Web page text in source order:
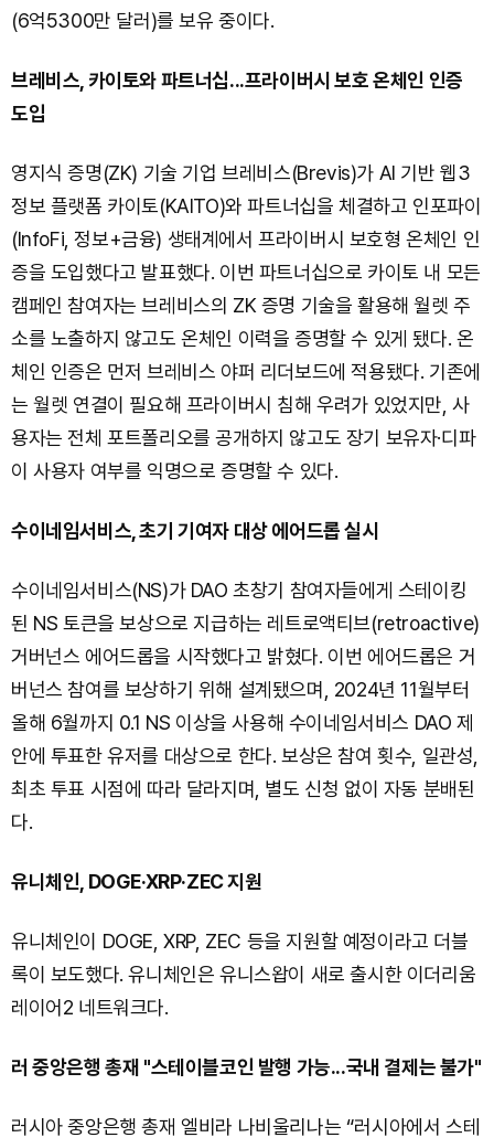
(6억5300만 달러)를 보유 중이다.
브레비스, 카이토와 파트너십...프라이버시 보호 온체인 인증
도입
영지식 증명(ZK) 기술 기업 브레비스(Brevis)가 AI 기반 웹3
정보 플랫폼 카이토(KAITO)와 파트너십을 체결하고 인포파이
(InfoFi, 정보+금융) 생태계에서 프라이버시 보호형 온체인 인
증을 도입했다고 발표했다. 이번 파트너십으로 카이토 내 모든
캠페인 참여자는 브레비스의 ZK 증명 기술을 활용해 월렛 주
소를 노출하지 않고도 온체인 이력을 증명할 수 있게 됐다. 온
체인 인증은 먼저 브레비스 야퍼 리더보드에 적용됐다. 기존에
는 월렛 연결이 필요해 프라이버시 침해 우려가 있었지만, 사
용자는 전체 포트폴리오를 공개하지 않고도 장기 보유자·디파
이 사용자 여부를 익명으로 증명할 수 있다.
수이네임서비스, 초기 기여자 대상 에어드롭 실시
수이네임서비스(NS)가 DAO 초창기 참여자들에게 스테이킹
된 NS 토큰을 보상으로 지급하는 레트로액티브(retroactive)
거버넌스 에어드롭을 시작했다고 밝혔다. 이번 에어드롭은 거
버넌스 참여를 보상하기 위해 설계됐으며, 2024년 11월부터
올해 6월까지 0.1 NS 이상을 사용해 수이네임서비스 DAO 제
안에 투표한 유저를 대상으로 한다. 보상은 참여 횟수, 일관성,
최초 투표 시점에 따라 달라지며, 별도 신청 없이 자동 분배된
다.
유니체인, DOGE·XRP·ZEC 지원
유니체인이 DOGE, XRP, ZEC 등을 지원할 예정이라고 더블
록이 보도했다. 유니체인은 유니스왑이 새로 출시한 이더리움
레이어2 네트워크다.
러 중앙은행 총재 "스테이블코인 발행 가능...국내 결제는 불가"
러시아 중앙은행 총재 엘비라 나비울리나는 “러시아에서 스테